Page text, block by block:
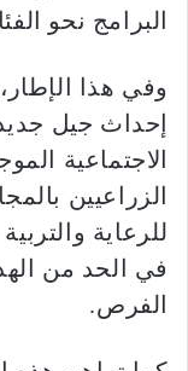
البرامج نحو
وفي هذا
إحداث جيل
الاجتماعية
الزراعيين
للرعاية
في الحد من
الفرص.